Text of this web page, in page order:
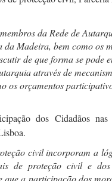
da Rede de
Madeira, bem como os
de que forma se pode
através de
os orçamentos
dos Cidadãos
civil incorporam a
de proteção civil e
que a participação dos